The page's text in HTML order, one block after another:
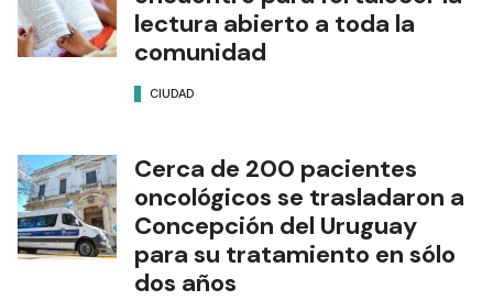
lectura abierto a toda la
comunidad
CIUDAD
Cerca de 200 pacientes
oncológicos se trasladaron a
Concepción del Uruguay
para su tratamiento en sólo
dos años